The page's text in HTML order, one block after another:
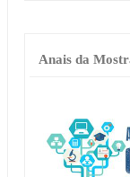
Anais da